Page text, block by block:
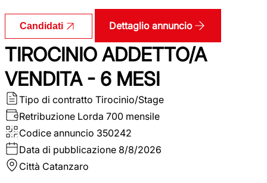
Candidati Dettaglio annuncio
TIROCINIO ADDETTO/A
VENDITA - 6 MESI
Tipo di contratto Tirocinio/Stage
Retribuzione Lorda 700 mensile
Codice annuncio 350242
Data di pubblicazione 8/8/2026
Città Catanzaro